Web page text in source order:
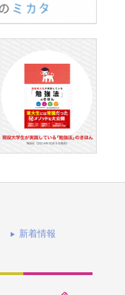
新着情報